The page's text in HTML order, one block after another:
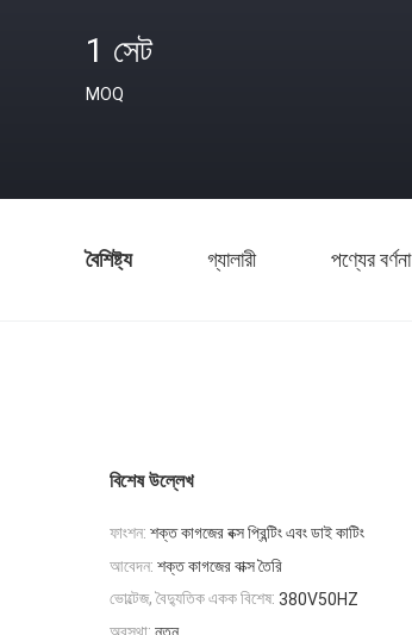
1 সেট
MOQ
বৈশিষ্ট্য গ্যালারী পণ্যের বর্ণনা
বিশেষ উল্লেখ
ফাংশন: শক্ত কাগজের বক্স প্রিন্টিং এবং ডাই কাটিং
আবেদন: শক্ত কাগজের বাক্স তৈরি
ভোল্টেজ, বৈদ্যুতিক একক বিশেষ: 380V50HZ